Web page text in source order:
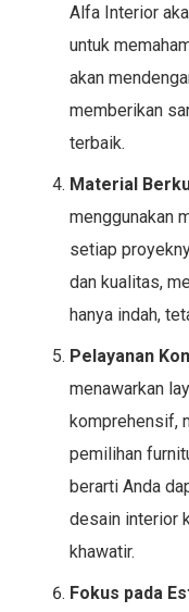
Alfa Interior
untuk
akan
memberikan
terbaik.
Material
menggunakan
setiap
dan kualitas,
hanya indah,
Pelayanan
menawarkan
komprehensif,
pemilihan
berarti Anda
desain interior
khawatir.
Fokus pada